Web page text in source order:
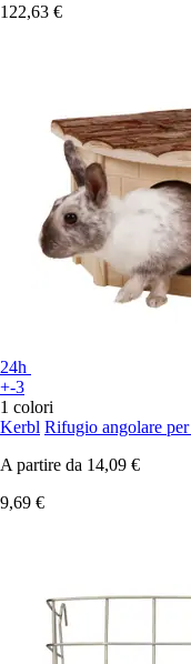
122,63 €
24h
+-3
1 colori
Kerbl Rifugio angolare
A partire da 14,09 €
9,69 €